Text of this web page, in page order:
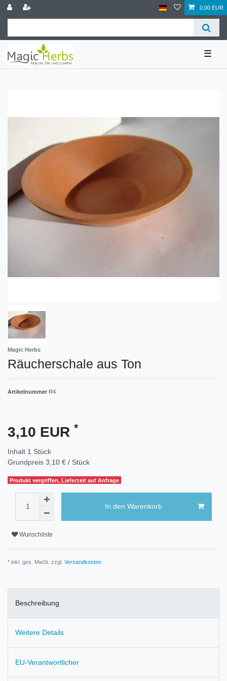
0,00 EUR
☰
Magic Herbs
Räucherschale aus Ton
Artikelnummer R4
3,10 EUR *
Inhalt 1 Stück
Grundpreis 3,10 € / Stück
Produkt vergriffen, Lieferzeit auf Anfrage
In den Warenkorb
Wunschliste
* inkl. ges. MwSt. zzgl. Versandkosten
Beschreibung
Weitere Details
EU-Verantwortlicher